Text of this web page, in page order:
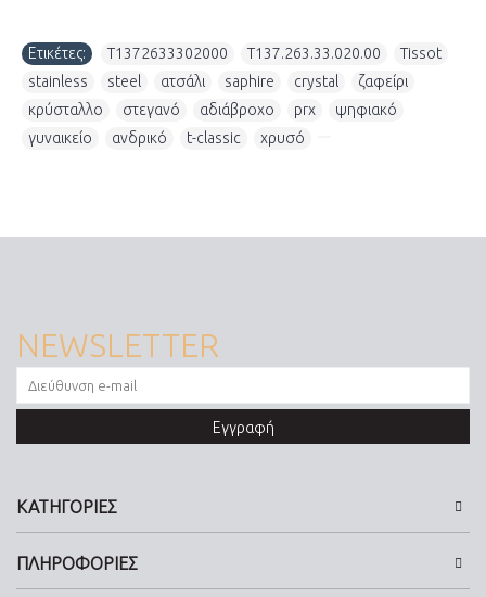
Ετικέτες: T1372633302000 T137.263.33.020.00 Tissot
stainless
steel ατσάλι saphire crystal ζαφείρι
κρύσταλλο
στεγανό αδιάβροχο prx ψηφιακό
γυναικείο
ανδρικό t-classic χρυσό
NEWSLETTER
Εγγραφή
ΚΑΤΗΓΟΡΙΕΣ
ΠΛΗΡΟΦΟΡΙΕΣ